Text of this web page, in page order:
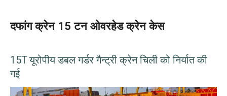
दफांग क्रेन 15 टन ओवरहेड क्रेन केस
15T यूरोपीय डबल गर्डर गैन्ट्री क्रेन चिली को निर्यात की
गई